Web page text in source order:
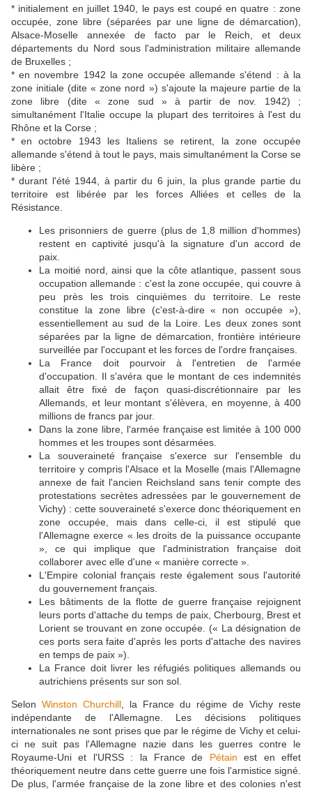
* initialement en juillet 1940, le pays est coupé en quatre : zone
occupée, zone libre (séparées par une ligne de démarcation),
Alsace-Moselle annexée de facto par le Reich, et deux
départements du Nord sous l'administration militaire allemande
de Bruxelles ;
* en novembre 1942 la zone occupée allemande s'étend : à la
zone initiale (dite « zone nord ») s'ajoute la majeure partie de la
zone libre (dite « zone sud » à partir de nov. 1942) ;
simultanément l'Italie occupe la plupart des territoires à l'est du
Rhône et la Corse ;
* en octobre 1943 les Italiens se retirent, la zone occupée
allemande s'étend à tout le pays, mais simultanément la Corse se
libère ;
* durant l'été 1944, à partir du 6 juin, la plus grande partie du
territoire est libérée par les forces Alliées et celles de la
Résistance.
Les prisonniers de guerre (plus de 1,8 million d'hommes)
restent en captivité jusqu'à la signature d'un accord de
paix.
La moitié nord, ainsi que la côte atlantique, passent sous
occupation allemande : c'est la zone occupée, qui couvre à
peu près les trois cinquièmes du territoire. Le reste
constitue la zone libre (c'est-à-dire « non occupée »),
essentiellement au sud de la Loire. Les deux zones sont
séparées par la ligne de démarcation, frontière intérieure
surveillée par l'occupant et les forces de l'ordre françaises.
La France doit pourvoir à l'entretien de l'armée
d'occupation. Il s'avéra que le montant de ces indemnités
allait être fixé de façon quasi-discrétionnaire par les
Allemands, et leur montant s'élèvera, en moyenne, à 400
millions de francs par jour.
Dans la zone libre, l'armée française est limitée à 100 000
hommes et les troupes sont désarmées.
La souveraineté française s'exerce sur l'ensemble du
territoire y compris l'Alsace et la Moselle (mais l'Allemagne
annexe de fait l'ancien Reichsland sans tenir compte des
protestations secrètes adressées par le gouvernement de
Vichy) : cette souveraineté s'exerce donc théoriquement en
zone occupée, mais dans celle-ci, il est stipulé que
l'Allemagne exerce « les droits de la puissance occupante
», ce qui implique que l'administration française doit
collaborer avec elle d'une « manière correcte ».
L'Empire colonial français reste également sous l'autorité
du gouvernement français.
Les bâtiments de la flotte de guerre française rejoignent
leurs ports d'attache du temps de paix, Cherbourg, Brest et
Lorient se trouvant en zone occupée. (« La désignation de
ces ports sera faite d'après les ports d'attache des navires
en temps de paix »).
La France doit livrer les réfugiés politiques allemands ou
autrichiens présents sur son sol.
Selon Winston Churchill , la France du régime de Vichy reste
indépendante de l'Allemagne. Les décisions politiques
internationales ne sont prises que par le régime de Vichy et celui-
ci ne suit pas l'Allemagne nazie dans les guerres contre le
Royaume-Uni et l'URSS : la France de Pétain est en effet
théoriquement neutre dans cette guerre une fois l'armistice signé.
De plus, l'armée française de la zone libre et des colonies n'est